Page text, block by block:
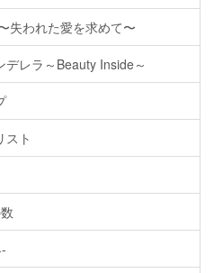
失われた愛を求めて〜
レラ～Beauty Inside～
スト